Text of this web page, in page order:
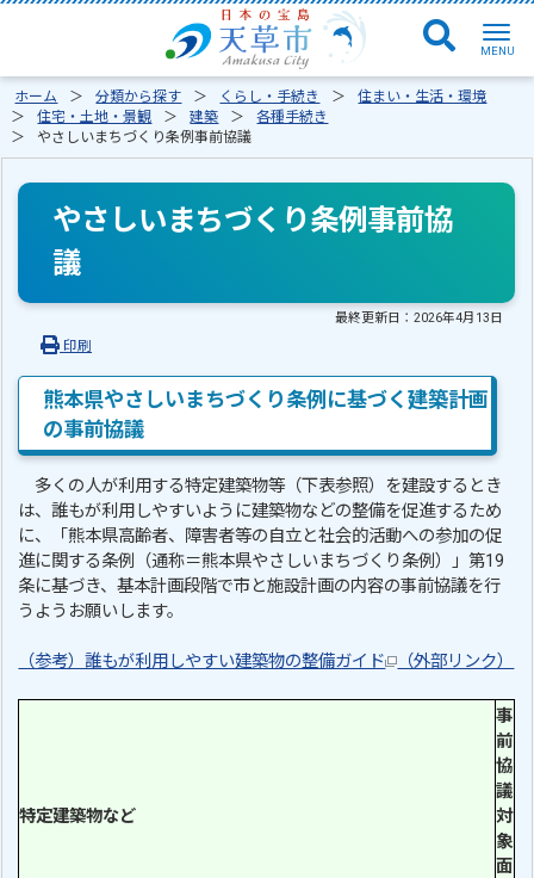
ホーム 分類から探す くらし・手続き
住まい・生活・環境
住宅・土地・景観
建築
各種手続き
やさしいまちづくり条例事前協議
やさしいまちづくり条例事前協
議
最終更新日：2026年4月13日
印刷
熊本県やさしいまちづくり条例に基づく建築計画
の事前協議
多くの人が利用する特定建築物等（下表参照）を建設するとき
は、誰もが利用しやすいように建築物などの整備を促進するため
に、「熊本県高齢者、障害者等の自立と社会的活動への参加の促
進に関する条例（通称＝熊本県やさしいまちづくり条例）」第19
条に基づき、基本計画段階で市と施設計画の内容の事前協議を行
うようお願いします。
（参考）誰もが利用しやすい建築物の整備ガイド （外部リンク）
特定建築物など
事
前
協
議
対
象
面